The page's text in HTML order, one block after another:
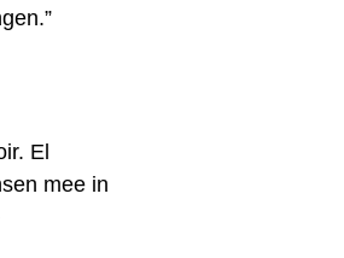
El
mee in